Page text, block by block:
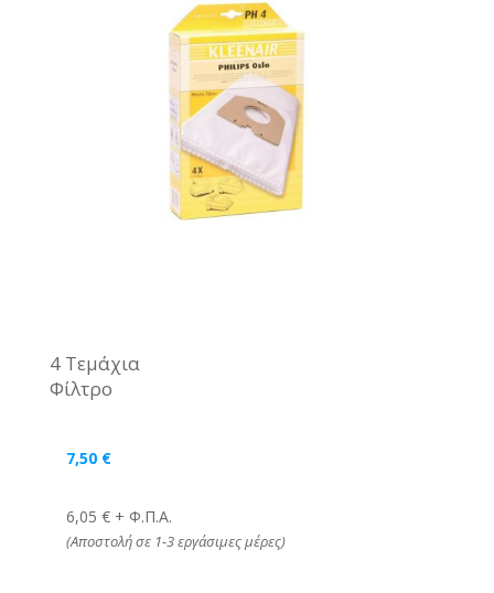
4 Τεμάχια
Φίλτρο
7,50 €
6,05 € + Φ.Π.Α.
(Αποστολή σε 1-3 εργάσιμες μέρες)